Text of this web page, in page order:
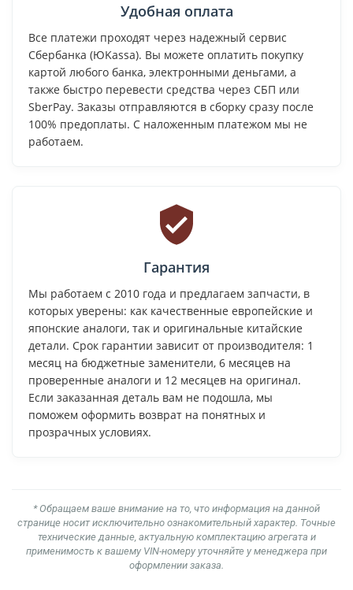
Удобная оплата
Все платежи проходят через надежный сервис
Сбербанка (ЮKassa). Вы можете оплатить покупку
картой любого банка, электронными деньгами, а
также быстро перевести средства через СБП или
SberPay. Заказы отправляются в сборку сразу после
100% предоплаты. С наложенным платежом мы не
работаем.
Гарантия
Мы работаем с 2010 года и предлагаем запчасти, в
которых уверены: как качественные европейские и
японские аналоги, так и оригинальные китайские
детали. Срок гарантии зависит от производителя: 1
месяц на бюджетные заменители, 6 месяцев на
проверенные аналоги и 12 месяцев на оригинал.
Если заказанная деталь вам не подошла, мы
поможем оформить возврат на понятных и
прозрачных условиях.
* Обращаем ваше внимание на то, что информация на данной
странице носит исключительно ознакомительный характер. Точные
технические данные, актуальную комплектацию агрегата и
применимость к вашему VIN-номеру уточняйте у менеджера при
оформлении заказа.